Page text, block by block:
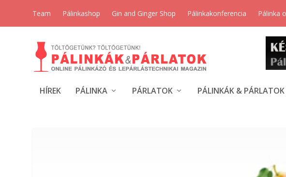
Team Pálinkashop Gin and Ginger Shop Pálinkakonferencia Pálinka
HÍREK PÁLINKA PÁRLATOK PÁLINKÁK & PÁRLATOK